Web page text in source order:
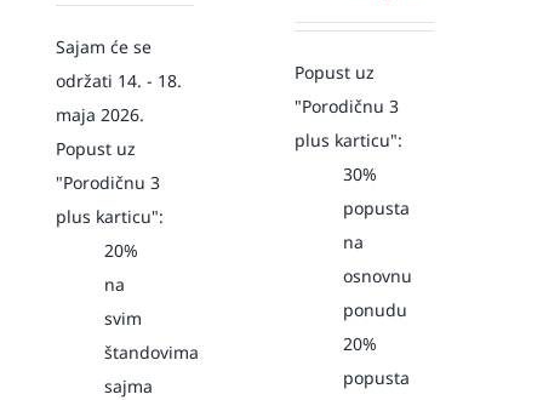
Sajam će se
održati 14. - 18.
maja 2026.
Popust uz
"Porodičnu 3
plus karticu":
20%
na
svim
štandovima
sajma
Popust uz
"Porodičnu 3
plus karticu":
30%
popusta
na
osnovnu
ponudu
20%
popusta